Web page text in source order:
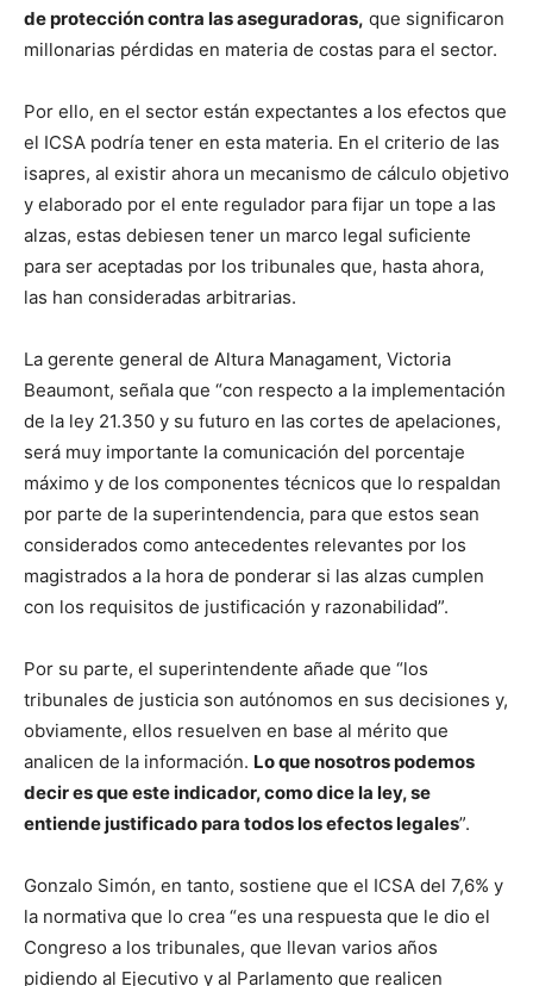
de protección contra las aseguradoras, que significaron
millonarias pérdidas en materia de costas para el sector.
Por ello, en el sector están expectantes a los efectos que
el ICSA podría tener en esta materia. En el criterio de las
isapres, al existir ahora un mecanismo de cálculo objetivo
y elaborado por el ente regulador para fijar un tope a las
alzas, estas debiesen tener un marco legal suficiente
para ser aceptadas por los tribunales que, hasta ahora,
las han consideradas arbitrarias.
La gerente general de Altura Managament, Victoria
Beaumont, señala que “con respecto a la implementación
de la ley 21.350 y su futuro en las cortes de apelaciones,
será muy importante la comunicación del porcentaje
máximo y de los componentes técnicos que lo respaldan
por parte de la superintendencia, para que estos sean
considerados como antecedentes relevantes por los
magistrados a la hora de ponderar si las alzas cumplen
con los requisitos de justificación y razonabilidad”.
Por su parte, el superintendente añade que “los
tribunales de justicia son autónomos en sus decisiones y,
obviamente, ellos resuelven en base al mérito que
analicen de la información. Lo que nosotros podemos
decir es que este indicador, como dice la ley, se
entiende justificado para todos los efectos legales”.
Gonzalo Simón, en tanto, sostiene que el ICSA del 7,6% y
la normativa que lo crea “es una respuesta que le dio el
Congreso a los tribunales, que llevan varios años
pidiendo al Ejecutivo y al Parlamento que realicen